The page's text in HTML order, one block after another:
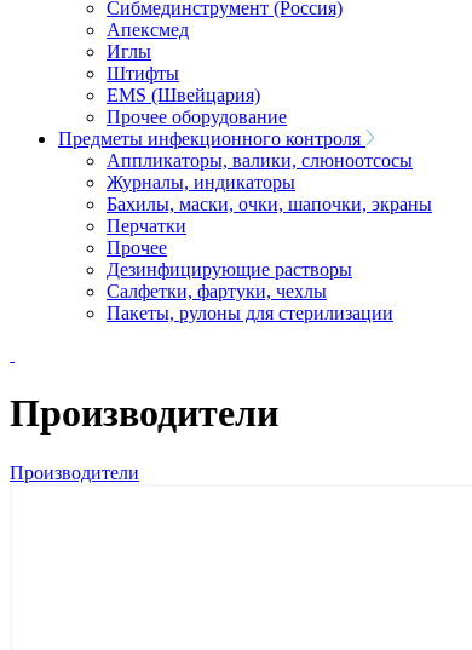
Сибмединструмент (Россия)
Апексмед
Иглы
Штифты
EMS (Швейцария)
Прочее оборудование
Предметы инфекционного контроля
Аппликаторы, валики, слюноотсосы
Журналы, индикаторы
Бахилы, маски, очки, шапочки, экраны
Перчатки
Прочее
Дезинфицирующие растворы
Салфетки, фартуки, чехлы
Пакеты, рулоны для стерилизации
Производители
Производители